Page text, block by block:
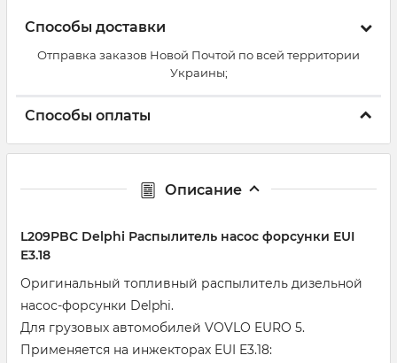
Способы доставки
Отправка заказов Новой Почтой по всей территории
Украины;
Способы оплаты
Описание
L209PBC Delphi Распылитель насос форсунки EUI
E3.18
Оригинальный топливный распылитель дизельной
насос-форсунки Delphi.
Для грузовых автомобилей VOVLO EURO 5.
Применяется на инжекторах EUI E3.18: